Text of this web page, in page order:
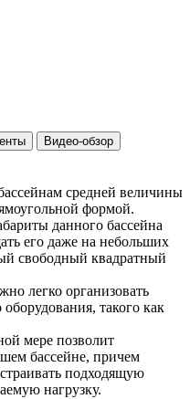
Видео-обзор
средней величины
формой.
данного бассейна
его даже на небольших
свободный квадратный
легко организовать
такого как
мере позволит
бассейне, причем
подходящую
нагрузку.